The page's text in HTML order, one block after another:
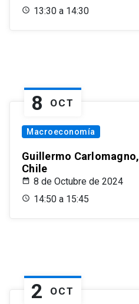
13:30 a 14:30
8 OCT
Macroeconomía
Guillermo
Chile
8 de Octubre de 2024
14:50 a 15:45
2 OCT